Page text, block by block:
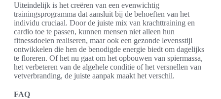
Uiteindelijk is het creëren van een evenwichtig
trainingsprogramma dat aansluit bij de behoeften van het
individu cruciaal. Door de juiste mix van krachttraining en
cardio toe te passen, kunnen mensen niet alleen hun
fitnessdoelen realiseren, maar ook een gezonde levensstijl
ontwikkelen die hen de benodigde energie biedt om dagelijks
te floreren. Of het nu gaat om het opbouwen van spiermassa,
het verbeteren van de algehele conditie of het versnellen van
vetverbranding, de juiste aanpak maakt het verschil.
FAQ